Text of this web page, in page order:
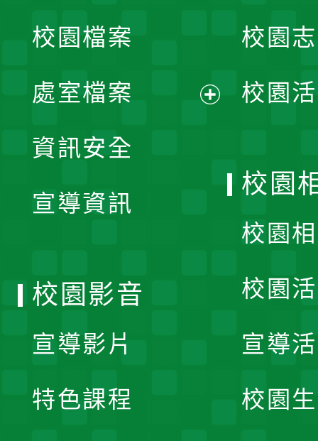
單
校園檔案
處室檔案
資訊安全
宣導資訊
校園
校園
校園
校園
校園
宣導
校園
校園影音
宣導影片
特色課程